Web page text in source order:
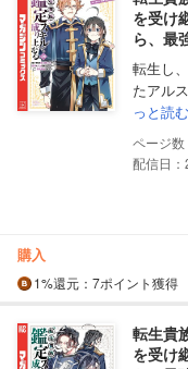
を受け
ら、最
転生し
たアル
っと読む
配信日
購入
1%還元 ：7ポイント獲得
転生貴
を受け